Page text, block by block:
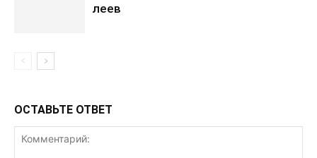
леев
ОСТАВЬТЕ ОТВЕТ